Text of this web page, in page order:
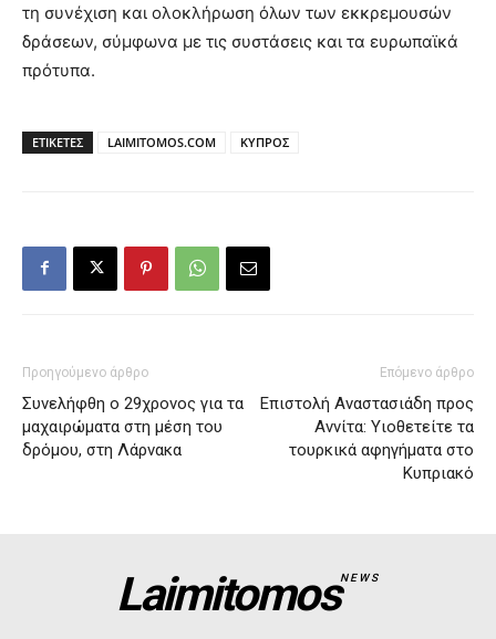
τη συνέχιση και ολοκλήρωση όλων των εκκρεμουσών
δράσεων, σύμφωνα με τις συστάσεις και τα ευρωπαϊκά
πρότυπα.
ΕΤΙΚΕΤΕΣ LAIMITOMOS.COM ΚΥΠΡΟΣ
Προηγούμενο άρθρο
Συνελήφθη ο 29χρονος για τα
μαχαιρώματα στη μέση του
δρόμου, στη Λάρνακα
Επόμενο άρθρο
Επιστολή Αναστασιάδη προς
Αννίτα: Υιοθετείτε τα
τουρκικά αφηγήματα στο
Κυπριακό
LaimitomosNEWS